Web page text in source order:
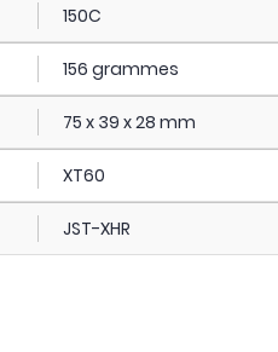
150C
156 grammes
75 x 39 x 28 mm
XT60
JST-XHR